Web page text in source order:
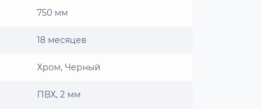
750 мм
18 месяцев
Хром, Черный
ПВХ, 2 мм